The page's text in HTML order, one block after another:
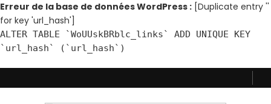
Erreur de la base de données WordPress : [Duplicate entry ''
for key 'url_hash']
ALTER TABLE `WoUUskBRblc_links` ADD UNIQUE KEY
`url_hash` (`url_hash`)